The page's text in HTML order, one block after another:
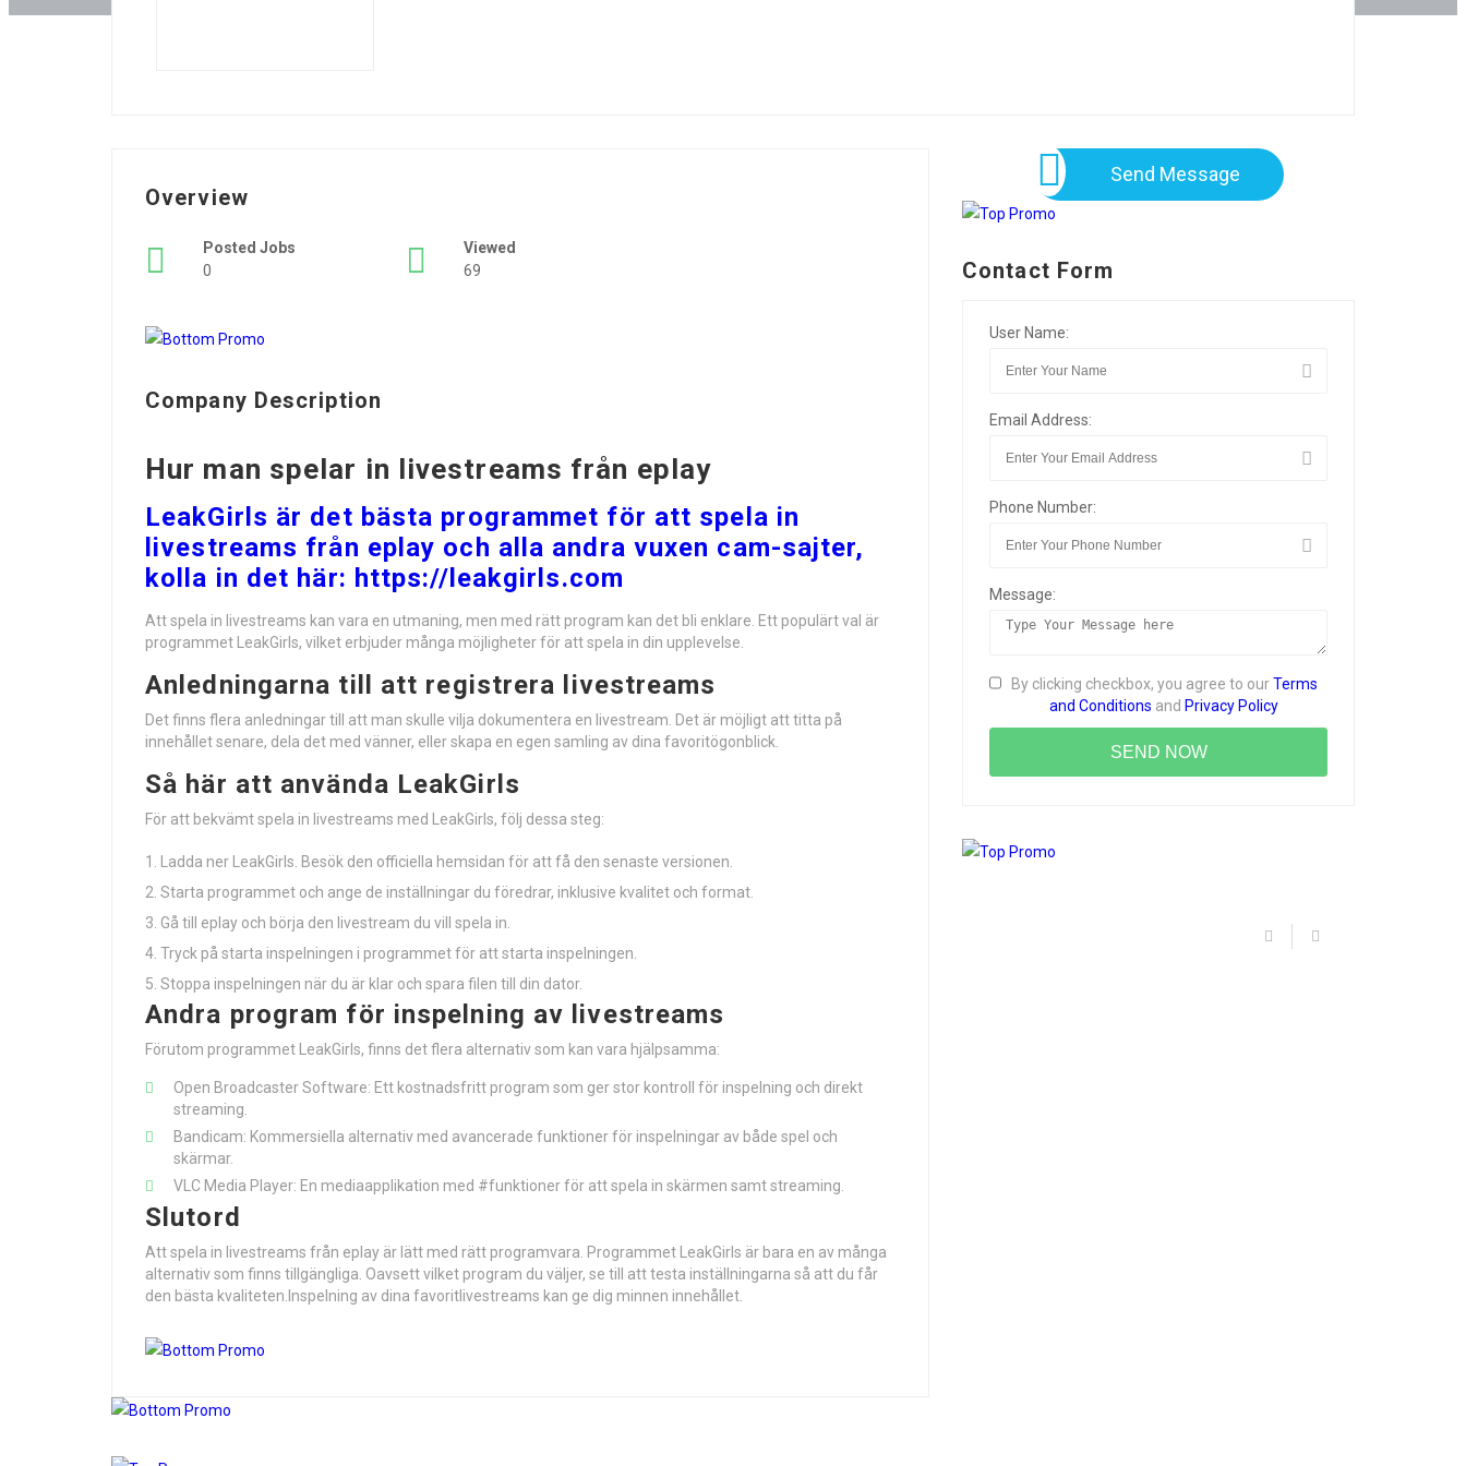
Overview
Posted Jobs
0
Viewed
69
Company Description
Hur man spelar in livestreams från eplay
LeakGirls är det bästa programmet för att spela in
livestreams från eplay och alla andra vuxen cam-sajter,
kolla in det här: https://leakgirls.com
Att spela in livestreams kan vara en utmaning, men med rätt program kan det bli enklare. Ett populärt val är
programmet LeakGirls, vilket erbjuder många möjligheter för att spela in din upplevelse.
Anledningarna till att registrera livestreams
Det finns flera anledningar till att man skulle vilja dokumentera en livestream. Det är möjligt att titta på
innehållet senare, dela det med vänner, eller skapa en egen samling av dina favoritögonblick.
Så här att använda LeakGirls
För att bekvämt spela in livestreams med LeakGirls, följ dessa steg:
Ladda ner LeakGirls. Besök den officiella hemsidan för att få den senaste versionen.
Starta programmet och ange de inställningar du föredrar, inklusive kvalitet och format.
Gå till eplay och börja den livestream du vill spela in.
Tryck på starta inspelningen i programmet för att starta inspelningen.
Stoppa inspelningen när du är klar och spara filen till din dator.
Andra program för inspelning av livestreams
Förutom programmet LeakGirls, finns det flera alternativ som kan vara hjälpsamma:
Open Broadcaster Software: Ett kostnadsfritt program som ger stor kontroll för inspelning och direkt
streaming.
Bandicam: Kommersiella alternativ med avancerade funktioner för inspelningar av både spel och
skärmar.
VLC Media Player: En mediaapplikation med #funktioner för att spela in skärmen samt streaming.
Slutord
Att spela in livestreams från eplay är lätt med rätt programvara. Programmet LeakGirls är bara en av många
alternativ som finns tillgängliga. Oavsett vilket program du väljer, se till att testa inställningarna så att du får
den bästa kvaliteten.Inspelning av dina favoritlivestreams kan ge dig minnen innehållet.
Send Message
Contact Form
User Name:
Email Address:
Phone Number:
Message:
By clicking checkbox, you agree to ourTerms
and Conditions and Privacy Policy